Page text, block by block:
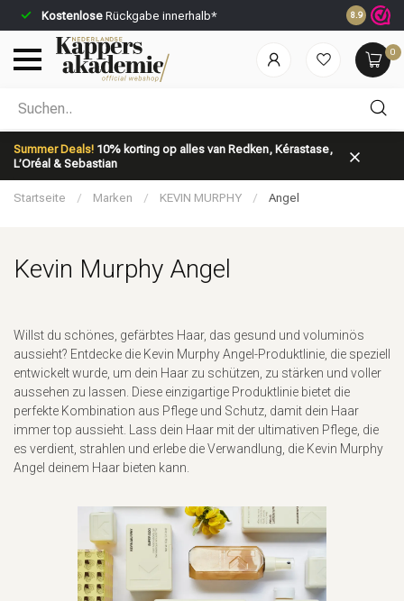
Kostenlose Rückgabe innerhalb* Vor 23:59
8.9
0
Summer Deals! 10% korting op alles van Redken, Kérastase,
L’Oréal & Sebastian
Nach welcher Kategorie suchst du?
Startseite / Marken / KEVIN MURPHY / Angel
Kevin Murphy Angel
Willst du schönes, gefärbtes Haar, das gesund und voluminös
aussieht? Entdecke die Kevin Murphy Angel-Produktlinie, die speziell
entwickelt wurde, um dein Haar zu schützen, zu stärken und voller
aussehen zu lassen. Diese einzigartige Produktlinie bietet die
perfekte Kombination aus Pflege und Schutz, damit dein Haar
immer top aussieht. Lass dein Haar mit der ultimativen Pflege, die
es verdient, strahlen und erlebe die Verwandlung, die Kevin Murphy
Angel deinem Haar bieten kann.